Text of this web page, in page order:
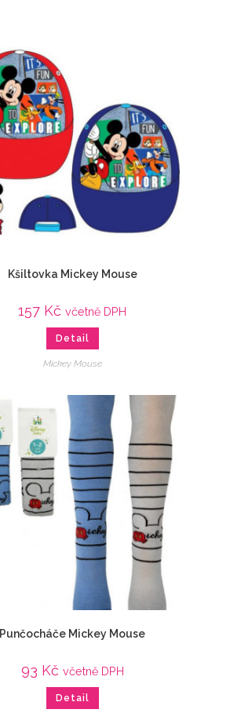
Kšiltovka Mickey Mouse
157 Kč včetně DPH
Detail
Mickey Mouse
Punčocháče Mickey Mouse
93 Kč včetně DPH
Detail